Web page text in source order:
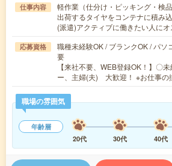
仕事内容
軽作業（仕分け・ピッキング・検
出荷するタイヤをコンテナに積み
(派遣)アクティブに働きたい人に
応募資格
職種未経験OK / ブランクOK / パソ
要
【来社不要、WEB登録OK！】〇
ー、主婦(夫) 大歓迎！ ※お仕事
職場の雰囲気
年齢層
20代
30代 40代